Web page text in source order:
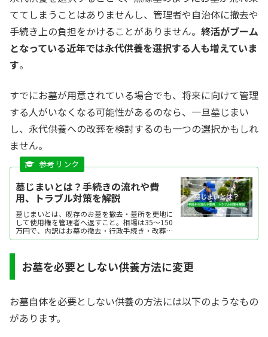
ててしまうことはありませんし、管理者や自治体に撤去や
手続き上の負担をかけることがありません。 終活がブーム
となっている近年では永代供養を選択する人も増えていま
す。
すでにお墓が用意されている場合でも、将来に向けて管理
する人がいなくなる可能性があるのなら、一旦墓じまい
し、永代供養への改葬を検討するのも一つの選択かもしれ
ません。
墓じまいとは？手続きの流れや費
用、トラブル対策を解説
墓じまいとは、既存のお墓を撤去・墓所を更地に
して使用権を管理者へ返すこと。相場は35～150
万円で、内訳はお墓の撤去・行政手続き・改葬先
のお墓にかかる費用です。ここでは、墓じまいが
お墓を必要としない供養方法に変更
お墓自体を必要としない供養の方法には以下のようなもの
があります。